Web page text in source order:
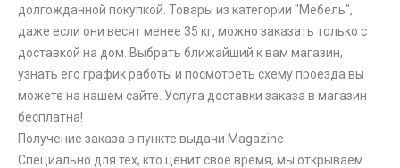
долгожданной покупкой. Товары из категории "Мебель",
даже если они весят менее 35 кг, можно заказать только с
доставкой на дом. Выбрать ближайший к вам магазин,
узнать его график работы и посмотреть схему проезда вы
можете на нашем сайте. Услуга доставки заказа в магазин
бесплатна!
Получение заказа в пункте выдачи Magazine
Специально для тех, кто ценит свое время, мы открываем